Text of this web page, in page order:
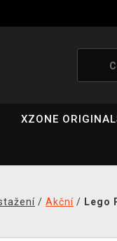
XZONE
/ Akční / Lego